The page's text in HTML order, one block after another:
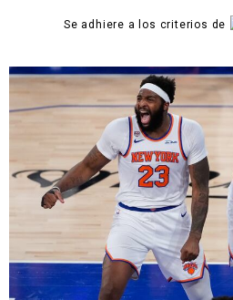
Se adhiere a los criterios de